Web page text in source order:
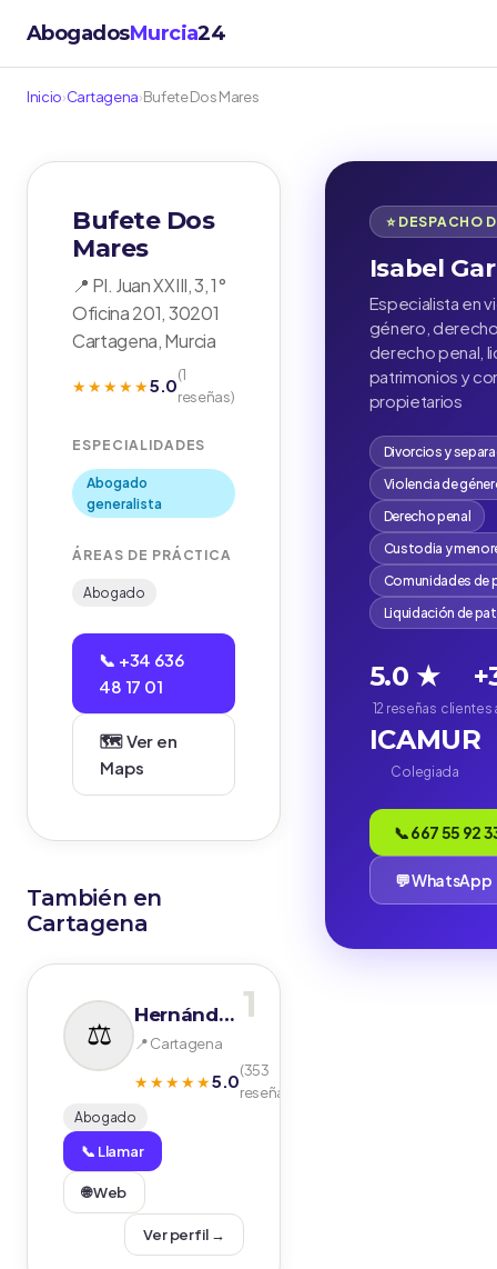
AbogadosMurcia24
Inicio›Cartagena›Bufete Dos Mares
Bufete Dos
Mares
📍 Pl. Juan XXIII, 3, 1°
Oficina 201, 30201
Cartagena, Murcia
★★★★★5.0(1
reseñas)
ESPECIALIDADES
Abogado
generalista
ÁREAS DE PRÁCTICA
Abogado
📞 +34 636
48 17 01
🗺️ Ver en
Maps
También en
Cartagena
1
Hernández y Carrasco Abogados
📍 Cartagena
★★★★★5.0(353
reseñas)
Abogado
📞 Llamar
🌐 Web
Ver perfil →
⭐ DESPACHO
Isabel
Especialista en
género,
derecho penal,
patrimonios y
propietarios
Divorcios y
Violencia de
Derecho penal
Custodia y
Comunidades de
Liquidación de
5.0 ★
12 reseñas clientes
ICAMUR
Colegiada
📞 667 55 92
💬 WhatsApp